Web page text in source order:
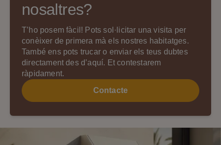
nosaltres?
T’ho posem fàcil! Pots sol·licitar una visita per
conèixer de primera mà els nostres habitatges.
També ens pots trucar o enviar els teus dubtes
directament des d’aquí. Et contestarem
ràpidament.
Contacte